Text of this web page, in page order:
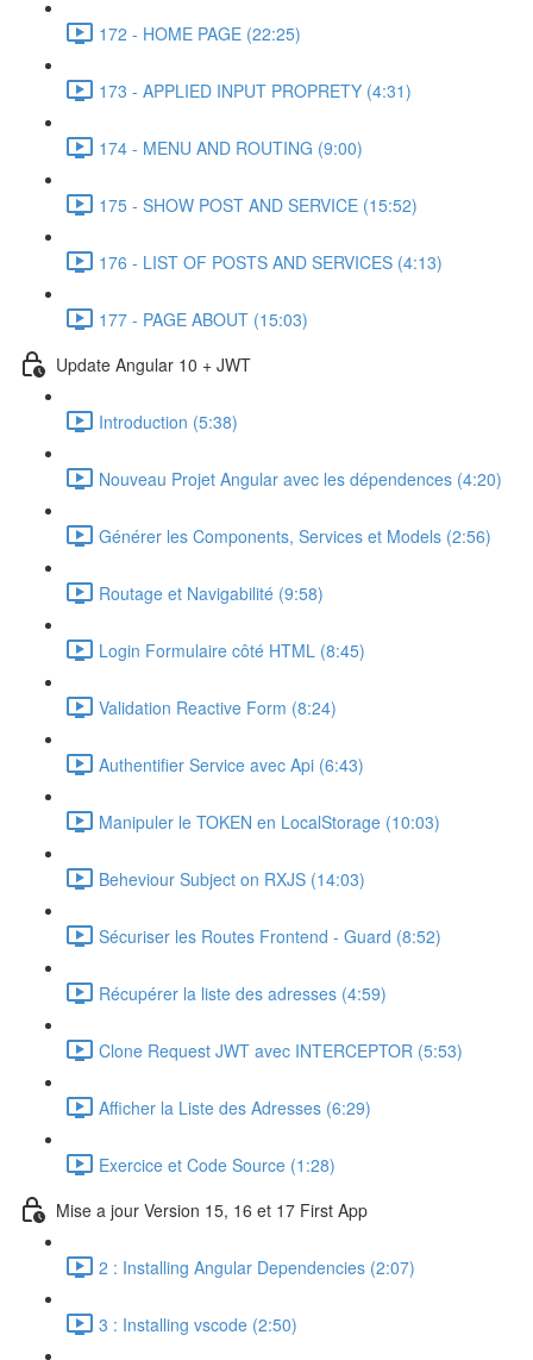
172 - HOME PAGE (22:25)
173 - APPLIED INPUT PROPRETY (4:31)
174 - MENU AND ROUTING (9:00)
175 - SHOW POST AND SERVICE (15:52)
176 - LIST OF POSTS AND SERVICES (4:13)
177 - PAGE ABOUT (15:03)
Update Angular 10 + JWT
Introduction (5:38)
Nouveau Projet Angular avec les dépendences (4:20)
Générer les Components, Services et Models (2:56)
Routage et Navigabilité (9:58)
Login Formulaire côté HTML (8:45)
Validation Reactive Form (8:24)
Authentifier Service avec Api (6:43)
Manipuler le TOKEN en LocalStorage (10:03)
Beheviour Subject on RXJS (14:03)
Sécuriser les Routes Frontend - Guard (8:52)
Récupérer la liste des adresses (4:59)
Clone Request JWT avec INTERCEPTOR (5:53)
Afficher la Liste des Adresses (6:29)
Exercice et Code Source (1:28)
Mise a jour Version 15, 16 et 17 First App
2 : Installing Angular Dependencies (2:07)
3 : Installing vscode (2:50)